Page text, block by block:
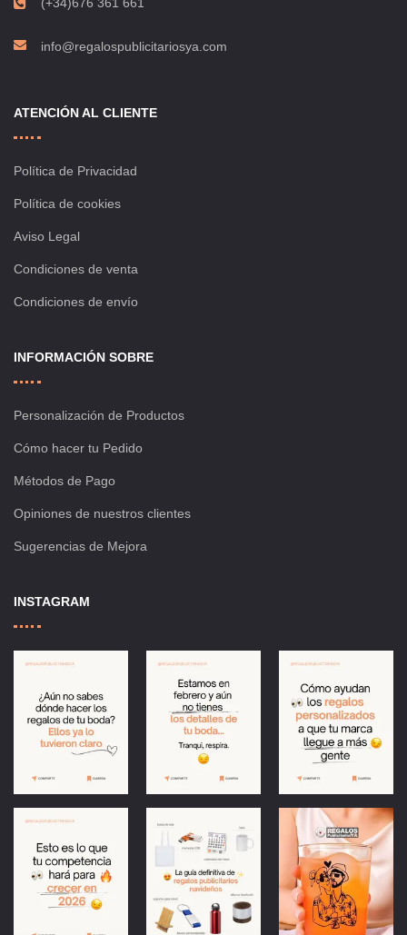
info@regalospublicitariosya.com
ATENCIÓN AL CLIENTE
Política de Privacidad
Política de cookies
Aviso Legal
Condiciones de venta
Condiciones de envío
INFORMACIÓN SOBRE
Personalización de Productos
Cómo hacer tu Pedido
Métodos de Pago
Opiniones de nuestros clientes
Sugerencias de Mejora
INSTAGRAM